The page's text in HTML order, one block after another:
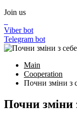
Join us
Viber bot
Telegram bot
Main
Cooperation
Почни зміни з
Почни зміни